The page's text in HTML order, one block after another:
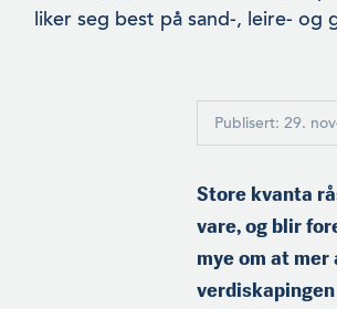
liker seg best på sand-, leire- og
Publisert: 29.
Store kvanta
vare, og blir
mye om at